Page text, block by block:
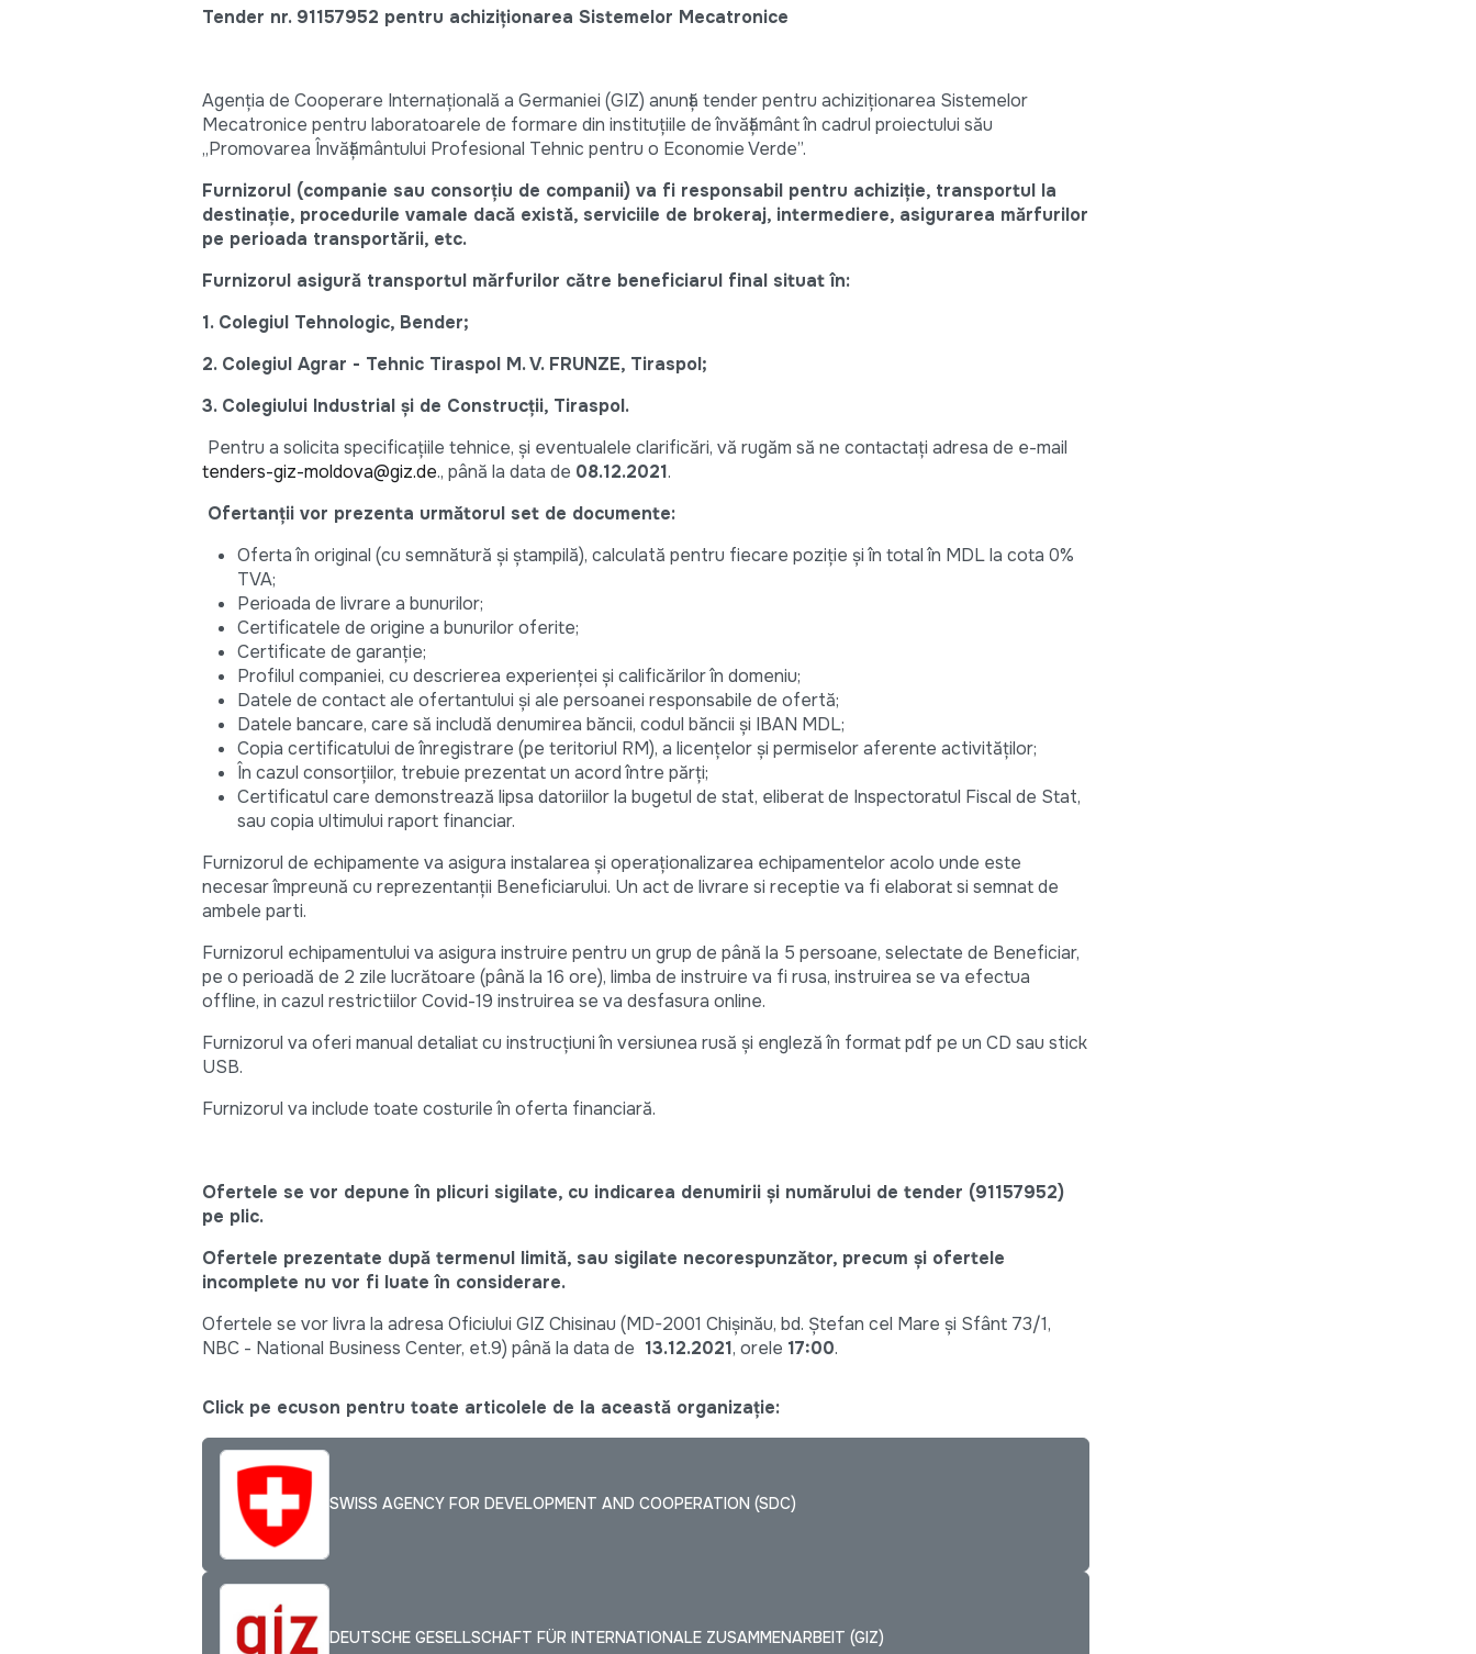
Tender nr. 91157952 pentru achiziționarea Sistemelor Mecatronice
Agenția de Cooperare Internațională a Germaniei (GIZ) anunță tender pentru achiziționarea Sistemelor
Mecatronice pentru laboratoarele de formare din instituțiile de învățământ în cadrul proiectului său
„Promovarea Învățământului Profesional Tehnic pentru o Economie Verde”.
Furnizorul (companie sau consorțiu de companii) va fi responsabil pentru achiziție, transportul la
destinație, procedurile vamale dacă există, serviciile de brokeraj, intermediere, asigurarea mărfurilor
pe perioada transportării, etc.
Furnizorul asigură transportul mărfurilor către beneficiarul final situat în:
1. Colegiul Tehnologic, Bender;
2. Colegiul Agrar - Tehnic Tiraspol M. V. FRUNZE, Tiraspol;
3. Colegiului Industrial şi de Construcţii, Tiraspol.
Pentru a solicita specificațiile tehnice, și eventualele clarificări, vă rugăm să ne contactați adresa de e-mail
tenders-giz-moldova@giz.de., până la data de 08.12.2021.
Ofertanții vor prezenta următorul set de documente:
Oferta în original (cu semnătură și ștampilă), calculată pentru fiecare poziție și în total în MDL la cota 0%
TVA;
Perioada de livrare a bunurilor;
Certificatele de origine a bunurilor oferite;
Certificate de garanție;
Profilul companiei, cu descrierea experienței și calificărilor în domeniu;
Datele de contact ale ofertantului și ale persoanei responsabile de ofertă;
Datele bancare, care să includă denumirea băncii, codul băncii și IBAN MDL;
Copia certificatului de înregistrare (pe teritoriul RM), a licențelor și permiselor aferente activităților;
În cazul consorțiilor, trebuie prezentat un acord între părți;
Certificatul care demonstrează lipsa datoriilor la bugetul de stat, eliberat de Inspectoratul Fiscal de Stat,
sau copia ultimului raport financiar.
Furnizorul de echipamente va asigura instalarea și operaționalizarea echipamentelor acolo unde este
necesar împreună cu reprezentanții Beneficiarului. Un act de livrare si receptie va fi elaborat si semnat de
ambele parti.
Furnizorul echipamentului va asigura instruire pentru un grup de până la 5 persoane, selectate de Beneficiar,
pe o perioadă de 2 zile lucrătoare (până la 16 ore), limba de instruire va fi rusa, instruirea se va efectua
offline, in cazul restrictiilor Covid-19 instruirea se va desfasura online.
Furnizorul va oferi manual detaliat cu instrucțiuni în versiunea rusă și engleză în format pdf pe un CD sau stick
USB.
Furnizorul va include toate costurile în oferta financiară.
Ofertele se vor depune în plicuri sigilate, cu indicarea denumirii și numărului de tender (91157952)
pe plic.
Ofertele prezentate după termenul limită, sau sigilate necorespunzător, precum și ofertele
incomplete nu vor fi luate în considerare.
Ofertele se vor livra la adresa Oficiului GIZ Chisinau (MD-2001 Chișinău, bd. Ștefan cel Mare și Sfânt 73/1,
NBC - National Business Center, et.9) până la data de 13.12.2021, orele 17:00.
Click pe ecuson pentru toate articolele de la această organizație:
SWISS AGENCY FOR DEVELOPMENT AND COOPERATION (SDC)
DEUTSCHE GESELLSCHAFT FÜR INTERNATIONALE ZUSAMMENARBEIT (GIZ)